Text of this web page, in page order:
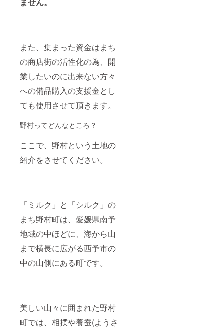
また、集まった資金はまち
の商店街の活性化の為、開
業したいのに出来ない方々
への備品購入の支援金とし
ても使用させて頂きます。
野村ってどんなところ？
ここで、野村という土地の
紹介をさせてください。
「ミルク」と「シルク」の
まち野村町は、愛媛県南予
地域の中ほどに、海から山
まで横長に広がる西予市の
中の山側にある町です。
美しい山々に囲まれた野村
町では、相撲や養蚕(ようさ